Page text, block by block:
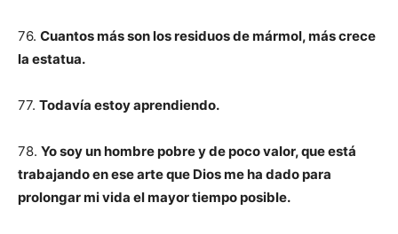
76. Cuantos más son los residuos de mármol, más crece
la estatua.
77. Todavía estoy aprendiendo.
78. Yo soy un hombre pobre y de poco valor, que está
trabajando en ese arte que Dios me ha dado para
prolongar mi vida el mayor tiempo posible.